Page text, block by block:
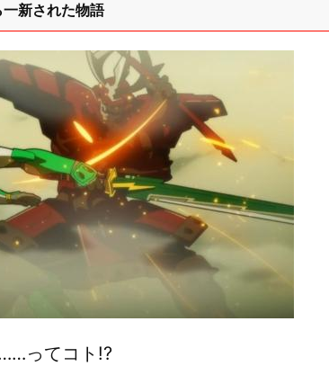
新された物語
ってコト!?